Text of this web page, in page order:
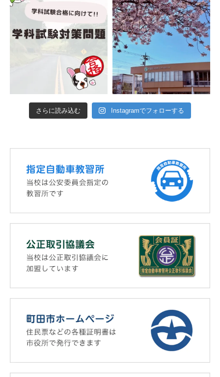
さらに読み込む Instagramでフォローする